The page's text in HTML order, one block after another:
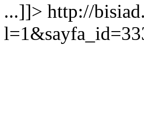
...]]> http://